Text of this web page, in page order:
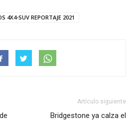
4X4-SUV REPORTAJE 2021
Artículo siguiente
Bridgestone ya calza el